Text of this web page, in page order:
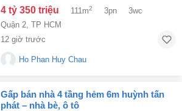
4 tỷ 350 triệu 111m2 3pn
3wc
Quận 2 TP HCM
12 giờ trước
Ho Phan Huy Chau
gấp bán nhà 4 tầng hẻm 6m huỳnh tấn
phát – nhà bè, ô tô